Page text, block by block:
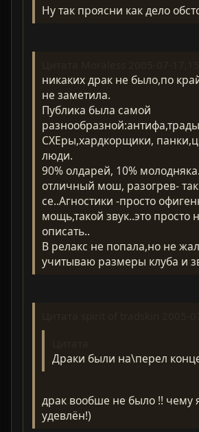
Ну так проясни как дело
никаких драк не было,по
не заметила.
Публика была самой
СХЕры,хардкорщики,
люди.
90% олдарей, 10% молодняка.
отличный мош, разогрев- так
се..Агностики -просто
мощь,такой звук..это просто
описать..
В релакс не попала,но не
учитываю размеры клуба и
Драки были на\перел
драк вообше не было !! чему
удевлён!)